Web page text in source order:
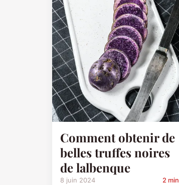
Comment obtenir de
belles truffes noires
de lalbenque
8 juin 2024 2 min